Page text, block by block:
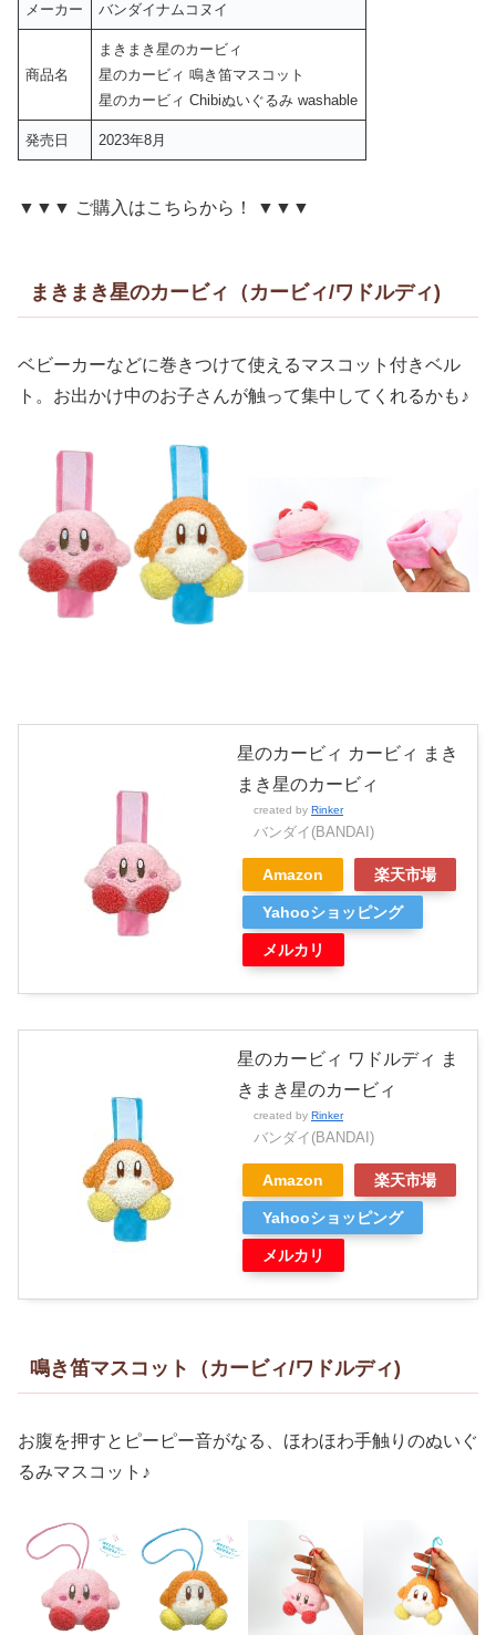
メーカー バンダイナムコヌイ
商品名
まきまき星のカービィ
星のカービィ 鳴き笛マスコット
星のカービィ Chibiぬいぐるみ washable
発売日 2023年8月
▼▼▼ ご購入はこちらから！ ▼▼▼
まきまき星のカービィ（カービィ/ワドルディ)
ベビーカーなどに巻きつけて使えるマスコット付きベル
ト。お出かけ中のお子さんが触って集中してくれるかも♪
星のカービィ カービィ まき
まき星のカービィ
created by Rinker
バンダイ(BANDAI)
Amazon 楽天市場
Yahooショッピング
メルカリ
星のカービィ ワドルディ ま
きまき星のカービィ
created by Rinker
バンダイ(BANDAI)
Amazon 楽天市場
Yahooショッピング
メルカリ
鳴き笛マスコット（カービィ/ワドルディ)
お腹を押すとピーピー音がなる、ほわほわ手触りのぬいぐ
るみマスコット♪